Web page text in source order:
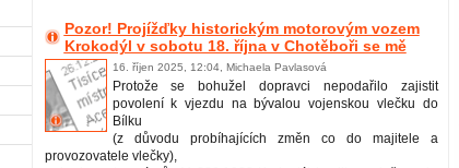
Pozor! Projížďky historickým motorovým vozem
Krokodýl v sobotu 18. října v Chotěboři se mě
16. říjen 2025, 12:04, Michaela Pavlasová
Protože se bohužel dopravci nepodařilo zajistit
povolení k vjezdu na bývalou vojenskou vlečku do
Bílku
(z důvodu probíhajících změn co do majitele a
provozovatele vlečky),